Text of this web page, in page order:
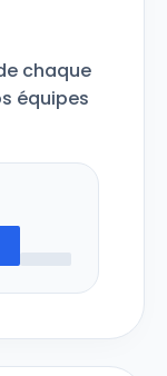
chaque
équipes